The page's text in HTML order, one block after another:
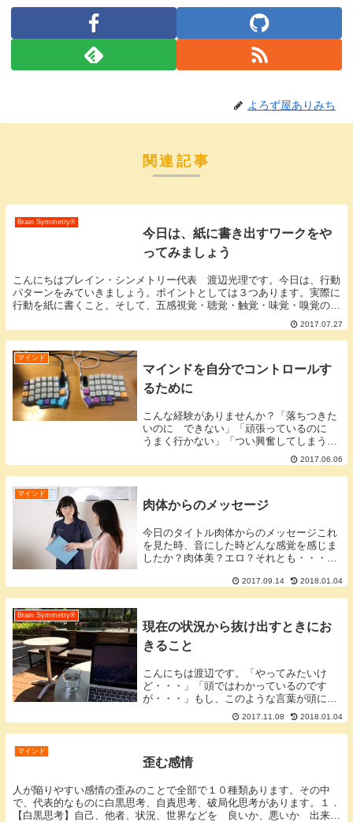
よろず屋ありみち
関連記事
Brain Symmetry®️
今日は、紙に書き出すワークをや
ってみましょう
こんにちはブレイン・シンメトリー代表 渡辺光理です。今日は、行動
パターンをみていきましょう。ポイントとしては３つあります。実際に
行動を紙に書くこと。そして、五感視覚・聴覚・触覚・味覚・嗅覚の言
2017.07.27
マインド
マインドを自分でコントロールす
るために
こんな経験がありませんか？「落ちつきた
いのに できない」「頑張っているのに
うまく行かない」「つい興奮してしまう」
このような状態は以前は、心構えの問題だ
と言われてきましたが私から言わせると違
います。だって、頭の中では「〇〇の状態
2017.06.06
マインド
肉体からのメッセージ
今日のタイトル肉体からのメッセージこれ
を見た時、音にした時どんな感覚を感じま
したか？肉体美？エロ？それとも・・・例
す。ボギボギ バギバギっていうくらい体
を動かすと痛い。そんな状況の時「日頃の
2017.09.14 2018.01.04
Brain Symmetry®️
現在の状況から抜け出すときにお
きること
こんにちは渡辺です。「やってみたいけ
ど・・・」「頭ではわかっているのです
が・・・」もし、このような言葉が頭に浮
かんだのなら注意してください。というの
も、「現状を変えたくない」というサイン
だからです。「現状を変えたい」と思って
2017.11.08 2018.01.04
マインド
歪む感情
人が陥りやすい感情の歪みのことで全部で１０種類あります。その中
で、代表的なものに白黒思考、自責思考、破局化思考があります。１．
【白黒思考】自己、他者、状況、世界などを 良いか、悪いか 出来た